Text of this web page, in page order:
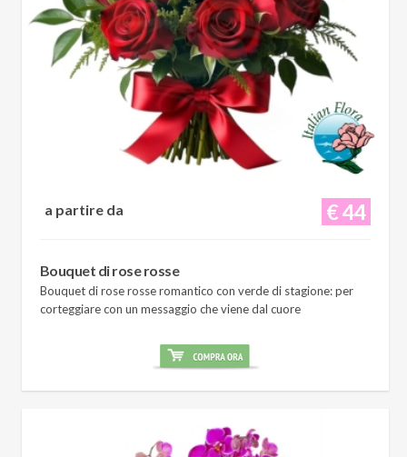
€ 44
a partire da
Bouquet di rose rosse
Bouquet di rose rosse romantico con verde di stagione: per
corteggiare con un messaggio che viene dal cuore